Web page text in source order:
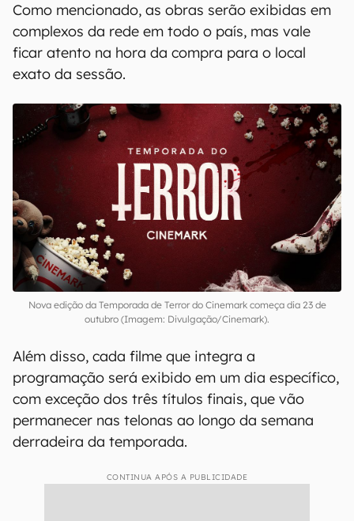
Como mencionado, as obras serão exibidas em
complexos da rede em todo o país, mas vale
ficar atento na hora da compra para o local
exato da sessão.
Nova edição da Temporada de Terror do Cinemark começa dia 23 de
outubro (Imagem: Divulgação/Cinemark).
Além disso, cada filme que integra a
programação será exibido em um dia específico,
com exceção dos três títulos finais, que vão
permanecer nas telonas ao longo da semana
derradeira da temporada.
CONTINUA APÓS A PUBLICIDADE